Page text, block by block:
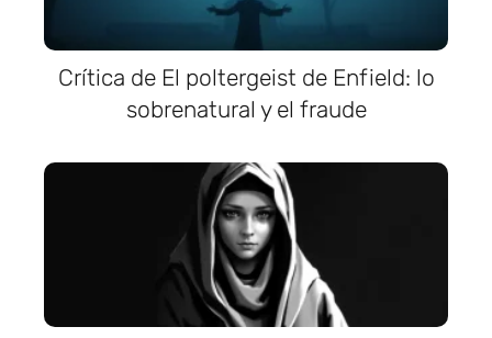
Crítica de El poltergeist de Enfield: lo
sobrenatural y el fraude